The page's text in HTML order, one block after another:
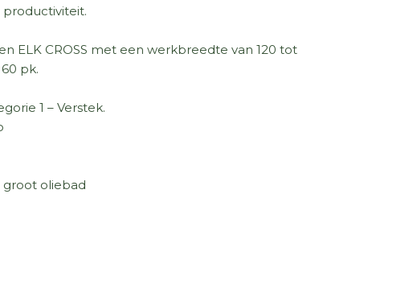
ELK CROSS met een werkbreedte van 120 tot
pk.
1 – Verstek.
groot oliebad